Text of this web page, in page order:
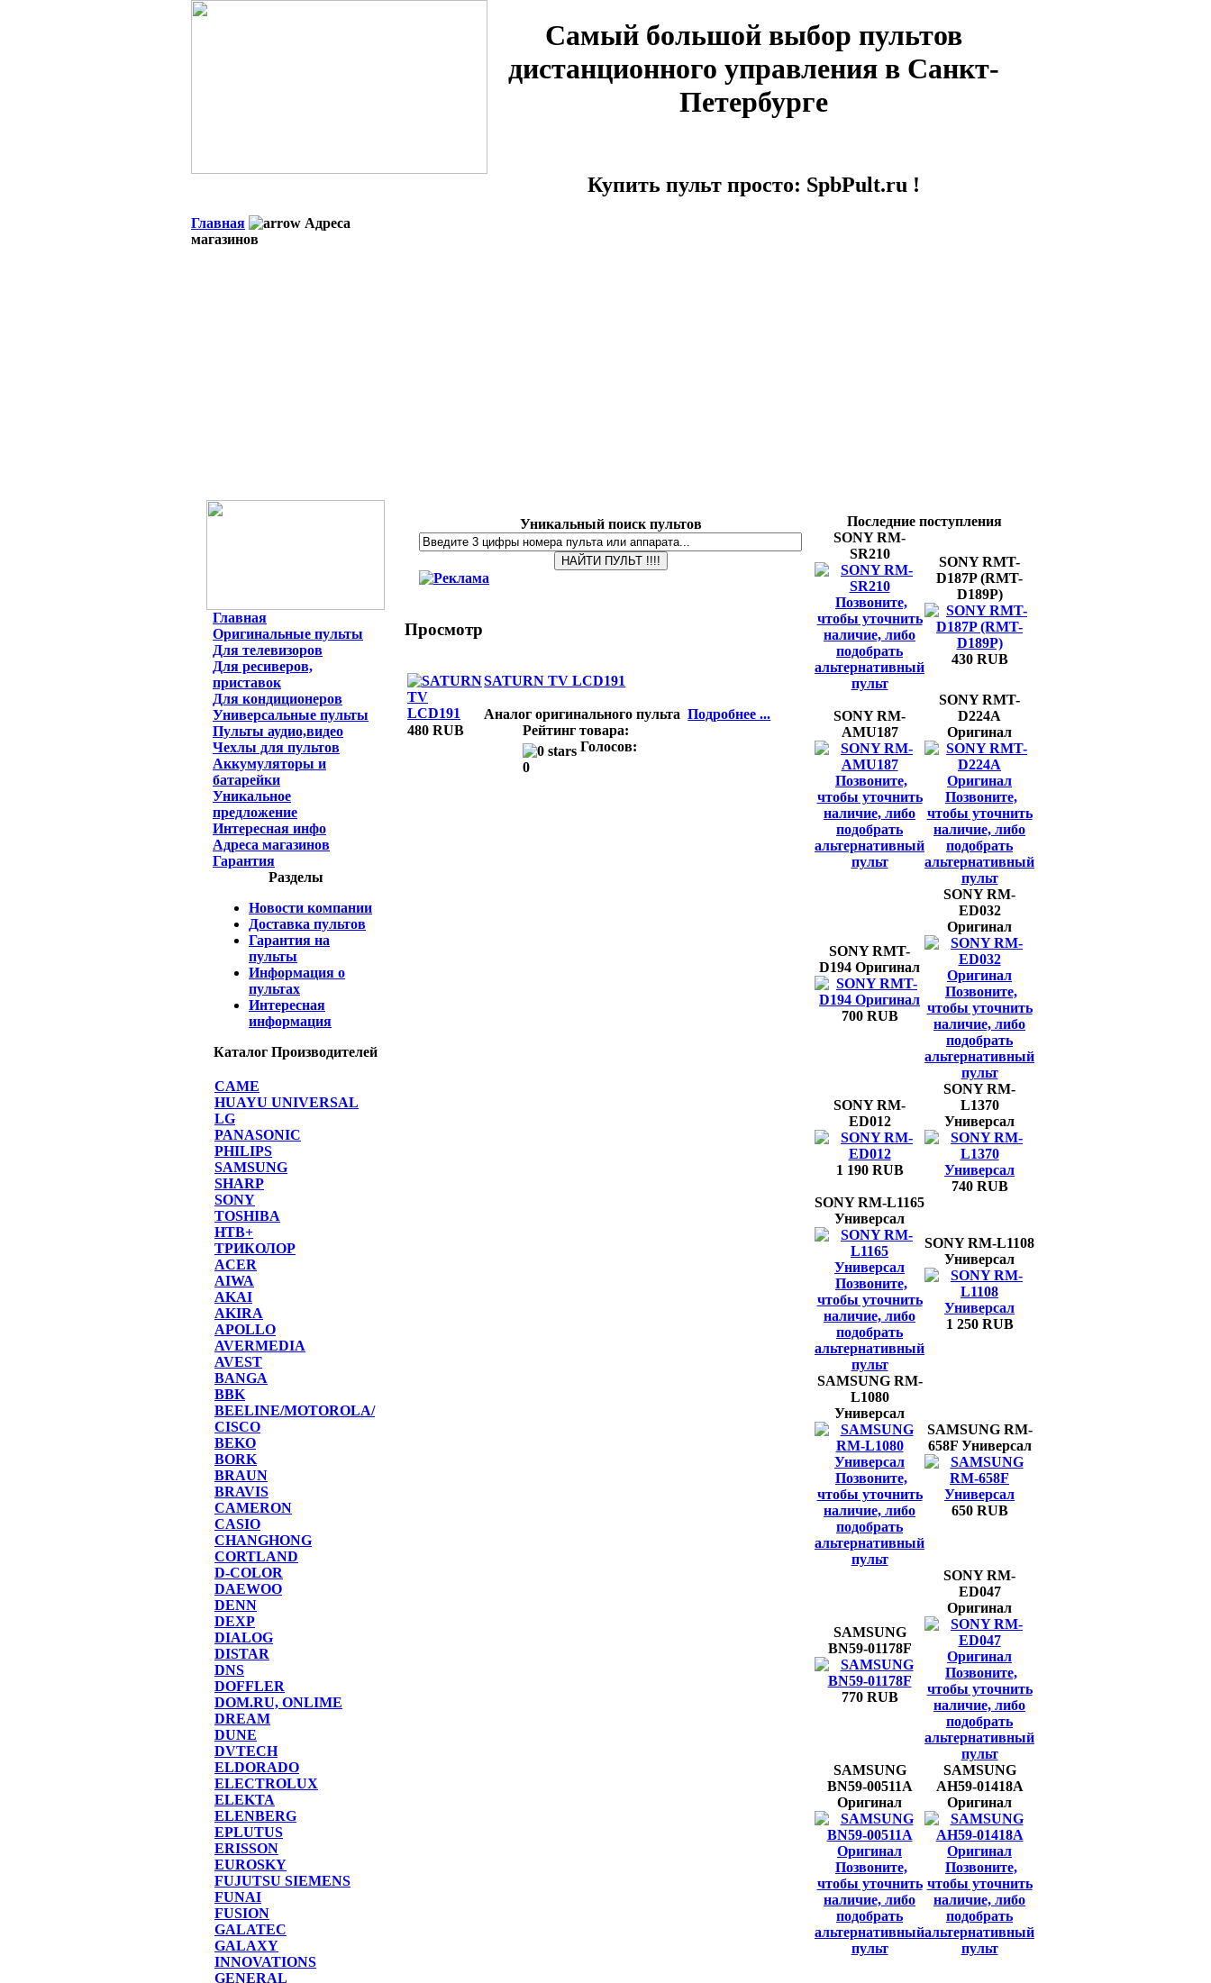
Самый большой выбор пультов
дистанционного управления в Санкт-
Петербурге
Купить пульт просто: SpbPult.ru !
Главная
Адреса
магазинов
Главная
Оригинальные пульты
Для телевизоров
Для ресиверов,
приставок
Для кондиционеров
Универсальные пульты
Пульты аудио,видео
Чехлы для пультов
Аккумуляторы и
батарейки
Уникальное
предложение
Интересная инфо
Адреса магазинов
Гарантия
Разделы
Новости компании
Доставка пультов
Гарантия на
пульты
Информация о
пультах
Интересная
информация
Каталог Производителей
CAME
HUAYU UNIVERSAL
LG
PANASONIC
PHILIPS
SAMSUNG
SHARP
SONY
TOSHIBA
НТВ+
ТРИКОЛОР
ACER
AIWA
AKAI
AKIRA
APOLLO
AVERMEDIA
AVEST
BANGA
BBK
BEELINE/MOTOROLA/
CISCO
BEKO
BORK
BRAUN
BRAVIS
CAMERON
CASIO
CHANGHONG
CORTLAND
D-COLOR
DAEWOO
DENN
DEXP
DIALOG
DISTAR
DNS
DOFFLER
DOM.RU, ONLIME
DREAM
DUNE
DVTECH
ELDORADO
ELECTROLUX
ELEKTA
ELENBERG
EPLUTUS
ERISSON
EUROSKY
FUJUTSU SIEMENS
FUNAI
FUSION
GALATEC
GALAXY
INNOVATIONS
GENERAL
Уникальный поиск пультов
Просмотр
SATURN TV LCD191
Аналог оригинального пультаПодробнее ...
480 RUB
Рейтинг товара:
Голосов:
0
Последние поступления
SONY RM-
SR210
Позвоните,
чтобы уточнить
наличие, либо
подобрать
альтернативный
пульт
SONY RMT-
D187P (RMT-
D189P)
430 RUB
SONY RM-
AMU187
Позвоните,
чтобы уточнить
наличие, либо
подобрать
альтернативный
пульт
SONY RMT-
D224A
Оригинал
Позвоните,
чтобы уточнить
наличие, либо
подобрать
альтернативный
пульт
SONY RMT-
D194 Оригинал
700 RUB
SONY RM-
ED032
Оригинал
Позвоните,
чтобы уточнить
наличие, либо
подобрать
альтернативный
пульт
SONY RM-
ED012
1 190 RUB
SONY RM-
L1370
Универсал
740 RUB
SONY RM-L1165
Универсал
Позвоните,
чтобы уточнить
наличие, либо
подобрать
альтернативный
пульт
SONY RM-L1108
Универсал
1 250 RUB
SAMSUNG RM-
L1080
Универсал
Позвоните,
чтобы уточнить
наличие, либо
подобрать
альтернативный
пульт
SAMSUNG RM-
658F Универсал
650 RUB
SAMSUNG
BN59-01178F
770 RUB
SONY RM-
ED047
Оригинал
Позвоните,
чтобы уточнить
наличие, либо
подобрать
альтернативный
пульт
SAMSUNG
BN59-00511A
Оригинал
Позвоните,
чтобы уточнить
наличие, либо
подобрать
альтернативный
пульт
SAMSUNG
AH59-01418A
Оригинал
Позвоните,
чтобы уточнить
наличие, либо
подобрать
альтернативный
пульт